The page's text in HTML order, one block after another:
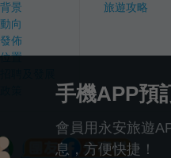
景
向
佈
置
聘及發展
策
旅遊攻略
手機APP預
會員用永安旅遊
息，方便快捷！